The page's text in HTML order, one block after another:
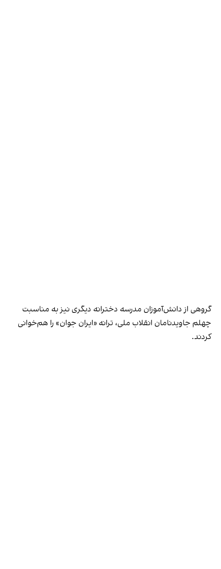
گروهی از دانش‌آموزان مدرسه‌ دخترانه دیگری نیز به مناسبت
چهلم جاوید‌نامان انقلاب ملی، ترانه «‌ایران جوان» را هم‌خوانی
کردند.